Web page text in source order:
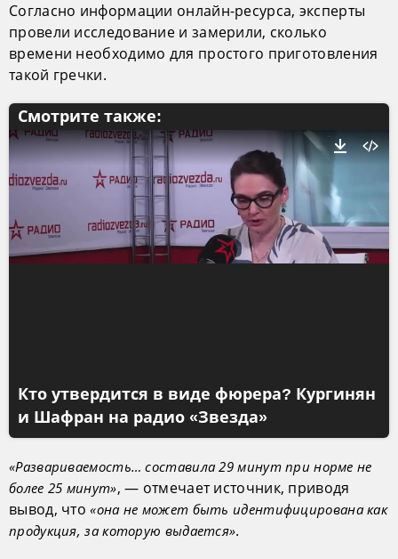
Согласно информации онлайн-ресурса, эксперты
провели исследование и замерили, сколько
времени необходимо для простого приготовления
такой гречки.
Смотрите также:
Кто утвердится в виде фюрера? Кургинян
и Шафран на радио «Звезда»
«Развариваемость… составила 29 минут при норме не
более 25 минут», — отмечает источник, приводя
вывод, что«она не может быть идентифицирована как
продукция, за которую выдается».